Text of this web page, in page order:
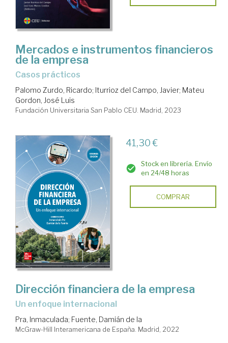
Mercados e instrumentos financieros
de la empresa
Casos prácticos
Palomo Zurdo, Ricardo; Iturrioz del Campo, Javier; Mateu
Gordon, José Luis
Fundación Universitaria San Pablo CEU. Madrid, 2023
41,30 €
Stock en librería. Envío
en 24/48 horas
COMPRAR
Dirección financiera de la empresa
un enfoque internacional
Pra, Inmaculada; Fuente, Damián de la
McGraw-Hill Interamericana de España. Madrid, 2022